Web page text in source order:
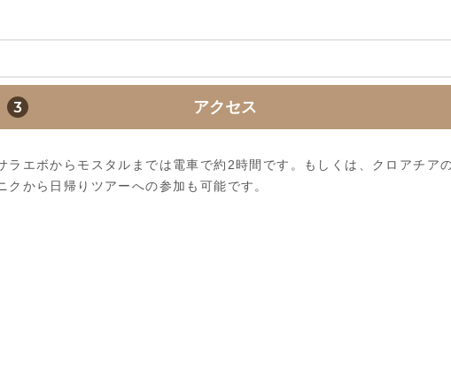
3 アクセス
ラエボからモスタルまでは電車で約2時間です。もしくは、クロアチア
クから日帰りツアーへの参加も可能です。